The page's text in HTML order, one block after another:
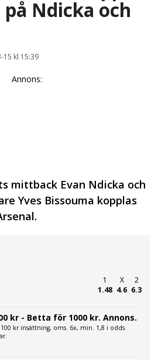
Ndicka och
15 kl 15:39
Annons:
mittback Evan Ndicka och
Yves Bissouma kopplas
1
1.48
X
4.6
2
6.3
kr - Betta för 1000 kr. Annons.
kr insättning, oms. 6x, min. 1,8 i odds.